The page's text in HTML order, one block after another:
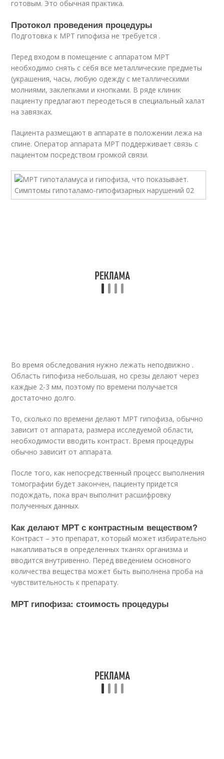
готовым. Это обычная практика.
Протокол проведения процедуры
Подготовка к МРТ гипофиза не требуется .
Перед входом в помещение с аппаратом МРТ
необходимо снять с себя все металлические предметы
(украшения, часы, любую одежду с металлическими
молниями, заклепками и кнопками. В ряде клиник
пациенту предлагают переодеться в специальный халат
на завязках.
Пациента размещают в аппарате в положении лежа на
спине. Оператор аппарата МРТ поддерживает связь с
пациентом посредством громкой связи.
Во время обследования нужно лежать неподвижно .
Область гипофиза небольшая, но срезы делают через
каждые 2-3 мм, поэтому по времени получается
достаточно долго.
То, сколько по времени делают МРТ гипофиза, обычно
зависит от аппарата, размера исследуемой области,
необходимости вводить контраст. Время процедуры
обычно зависит от аппарата.
После того, как непосредственный процесс выполнения
томографии будет закончен, пациенту придется
подождать, пока врач выполнит расшифровку
полученных данных.
Как делают МРТ с контрастным веществом?
Контраст – это препарат, который может избирательно
накапливаться в определенных тканях организма и
вводится внутривенно. Перед введением основного
количества вещества может быть выполнена проба на
чувствительность к препарату.
МРТ гипофиза: стоимость процедуры